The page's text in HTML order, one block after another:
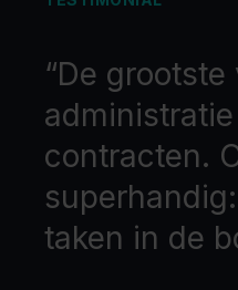
“De
contracten.
taken in de